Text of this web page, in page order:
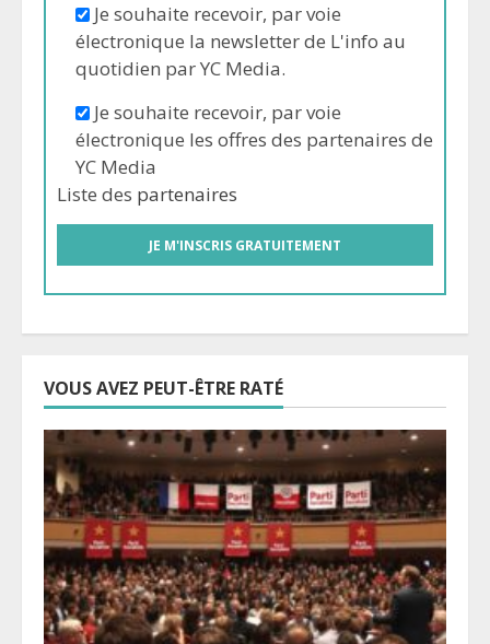
Je souhaite recevoir, par voie
électronique la newsletter de L'info au
quotidien par YC Media.
Je souhaite recevoir, par voie
électronique les offres des partenaires de
YC Media
Liste des partenaires
VOUS AVEZ PEUT-ÊTRE RATÉ